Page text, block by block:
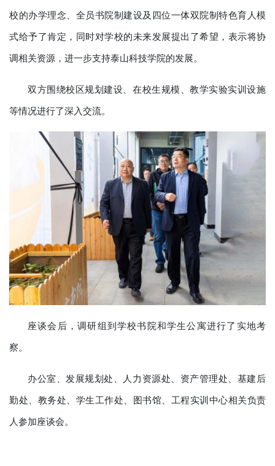
校的办学理念、全员书院制建设及四位一体双院制特色育人模
式给予了肯定，同时对学校的未来发展提出了希望，表示将协
调相关资源，进一步支持泰山科技学院的发展。
双方围绕校区规划建设、在校生规模、教学实验实训设施
等情况进行了深入交流。
座谈会后，调研组到学校书院和学生公寓进行了实地考
察。
办公室、发展规划处、人力资源处、资产管理处、基建后
勤处、教务处、学生工作处、图书馆、工程实训中心相关负责
人参加座谈会。